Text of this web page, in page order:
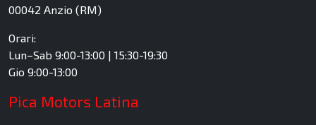
00042 Anzio (RM)
Orari:
Lun–Sab 9:00-13:00 | 15:30-19:30
Gio 9:00-13:00
Pica Motors Latina